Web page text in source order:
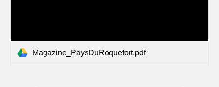
Magazine_PaysDuRoquefort.pdf